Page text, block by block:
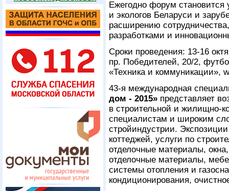
Ежегодно форум становится
и экологов Беларуси и
расширению
разработками и
Сроки проведения: 13-16
пр. Победителей, 20/2,
«Техника и коммуникации»,
43-я международная
дом - 2015» представляет
в строительной и жилищно-
специалистам и широким
стройиндустрии.
коттеджей, услуги по
отделочные материалы,
отделочные материалы,
системы отопления и
кондиционирования,